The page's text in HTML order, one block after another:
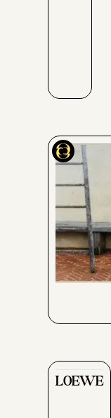
LOEWE